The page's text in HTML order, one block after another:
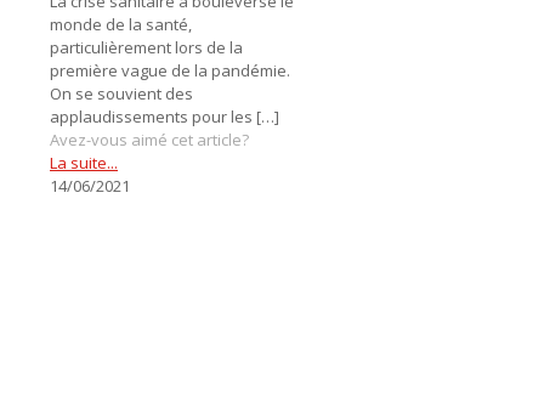
monde de la santé,
particulièrement lors de la
première vague de la pandémie.
On se souvient des
applaudissements pour les […]
Avez-vous aimé cet article?
La suite...
14/06/2021